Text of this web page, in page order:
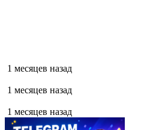
1 месяцев назад
1 месяцев назад
1 месяцев назад